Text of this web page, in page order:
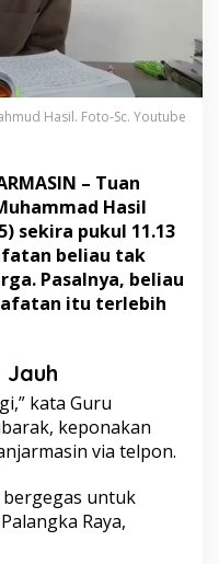
Hasil. Foto-Sc. Youtube
– Tuan
Hasil
sekira pukul 11.13
beliau tak
Pasalnya, beliau
itu terlebih
Jauh
kata Guru
keponakan
via telpon.
untuk
Raya,